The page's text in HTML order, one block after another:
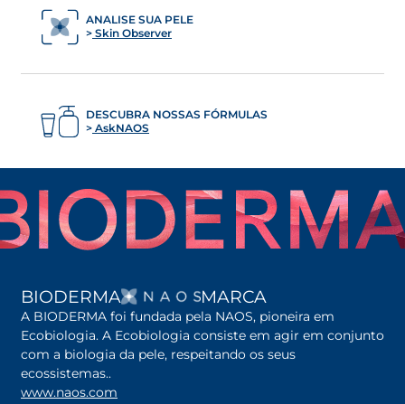
ANALISE SUA PELE
Skin Observer
DESCUBRA NOSSAS FÓRMULAS
AskNAOS
BIODERMA ABRE EM UMA NOVA
MARCA
A BIODERMA foi fundada pela NAOS, pioneira em
Ecobiologia. A Ecobiologia consiste em agir em conjunto
com a biologia da pele, respeitando os seus
ecossistemas..
www.naos.com